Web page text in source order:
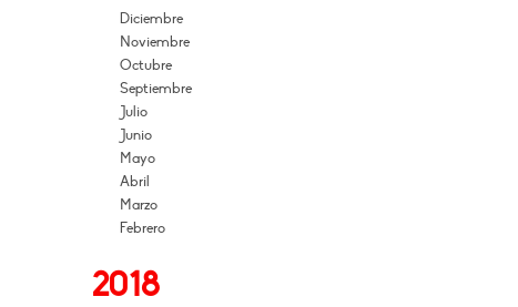
Diciembre
Noviembre
Octubre
Septiembre
Julio
Junio
Mayo
Abril
Marzo
Febrero
2018